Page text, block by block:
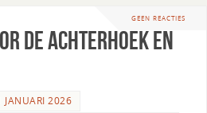
GEEN REACTIES
de Achterhoek en
JANUARI 2026